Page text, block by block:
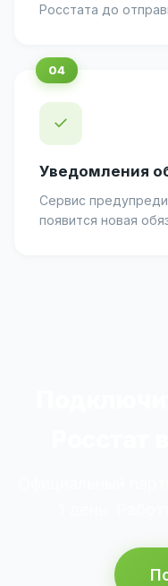
Росстата до
✓
Уведомления
Сервис
появится новая